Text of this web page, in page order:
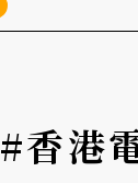
#香港